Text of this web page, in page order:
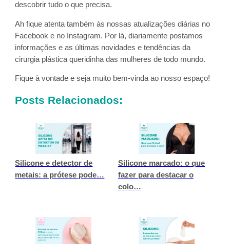
descobrir tudo o que precisa.
Ah fique atenta também às nossas atualizações diárias no
Facebook e no Instagram. Por lá, diariamente postamos
informações e as últimas novidades e tendências da
cirurgia plástica queridinha das mulheres de todo mundo.
Fique à vontade e seja muito bem-vinda ao nosso espaço!
Posts Relacionados:
Silicone e detector de
metais: a prótese pode…
Silicone marcado: o que
fazer para destacar o
colo…